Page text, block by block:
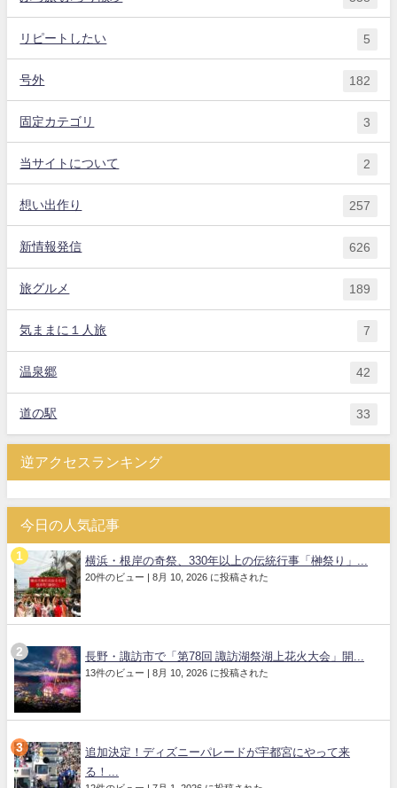
リピートしたい 5
号外 182
固定カテゴリ 3
当サイトについて 2
想い出作り 257
新情報発信 626
旅グルメ 189
気ままに１人旅 7
温泉郷 42
道の駅 33
逆アクセスランキング
今日の人気記事
横浜・根岸の奇祭、330年以上の伝統行事「榊祭り」...
20件のビュー | 8月 10, 2026 に投稿された
長野・諏訪市で「第78回 諏訪湖祭湖上花火大会」開...
13件のビュー | 8月 10, 2026 に投稿された
追加決定！ディズニーパレードが宇都宮にやって来
る！...